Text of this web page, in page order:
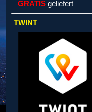
GRATIS geliefert
TWINT